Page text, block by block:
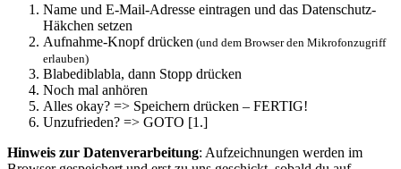
Name und E-Mail-Adresse eintragen und das Datenschutz-
Häkchen setzen
Aufnahme-Knopf drücken (und dem Browser den Mikrofonzugriff
erlauben)
Blabediblabla, dann Stopp drücken
Noch mal anhören
Alles okay? => Speichern drücken – FERTIG!
Unzufrieden? => GOTO [1.]
Hinweis zur Datenverarbeitung: Aufzeichnungen werden im